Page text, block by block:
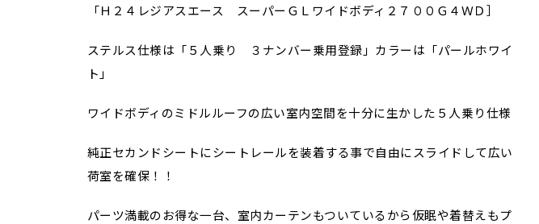
「Ｈ２４レジアスエース スーパーＧＬワイドボディ２７００Ｇ４ＷＤ］
ステルス仕様は「５人乗り ３ナンバー乗用登録」カラーは「パールホワイ
ト」
ワイドボディのミドルルーフの広い室内空間を十分に生かした５人乗り仕様
純正セカンドシートにシートレールを装着する事で自由にスライドして広い
荷室を確保！！
パーツ満載のお得な一台、室内カーテンもついているから仮眠や着替えもプ